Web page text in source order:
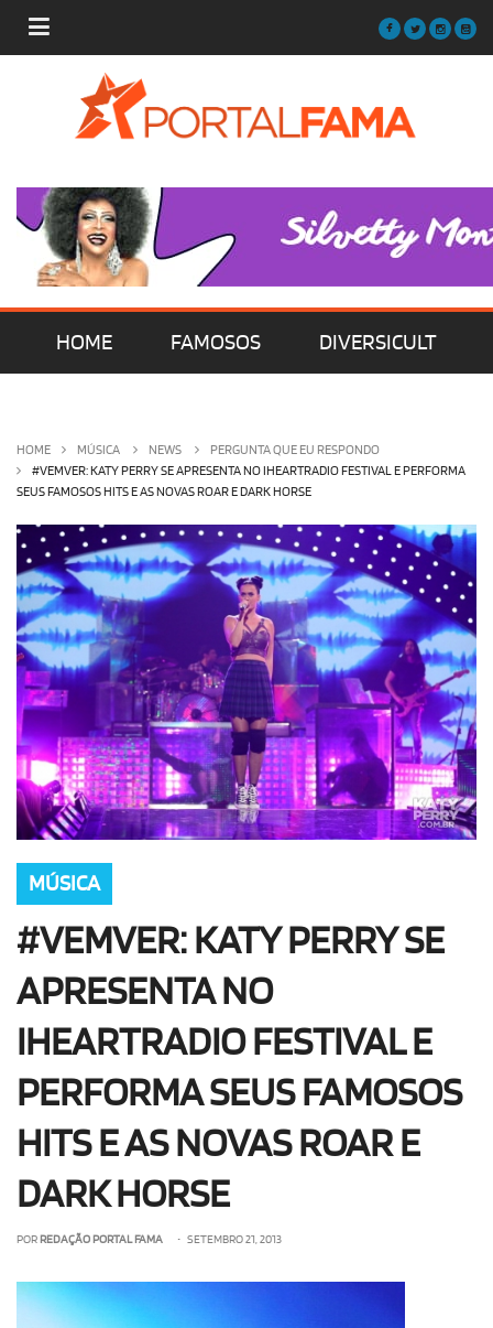
HOME FAMOSOS DIVERSICULT
OLHA ISSO! EU QUERO!
HOME MÚSICA NEWS
PERGUNTA QUE EU RESPONDO
#VEMVER: KATY PERRY SE APRESENTA NO IHEARTRADIO FESTIVAL E PERFORMA
SEUS FAMOSOS HITS E AS NOVAS ROAR E DARK HORSE
MÚSICA
#VEMVER: KATY PERRY SE
APRESENTA NO
IHEARTRADIO FESTIVAL E
PERFORMA SEUS FAMOSOS
HITS E AS NOVAS ROAR E
DARK HORSE
POR REDAÇÃO PORTAL FAMA • SETEMBRO 21, 2013